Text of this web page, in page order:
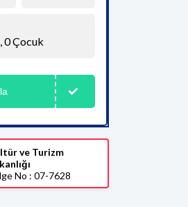
0Çocuk
ve Turizm
No : 07-7628